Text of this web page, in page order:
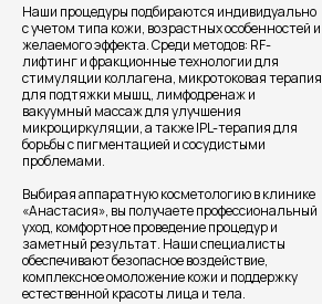
Наши процедуры подбираются индивидуально
с учетом типа кожи, возрастных особенностей и
желаемого эффекта. Среди методов: RF-
лифтинг и фракционные технологии для
стимуляции коллагена, микротоковая терапия
для подтяжки мышц, лимфодренаж и
вакуумный массаж для улучшения
микроциркуляции, а также IPL-терапия для
борьбы с пигментацией и сосудистыми
проблемами.
Выбирая аппаратную косметологию в клинике
«Анастасия», вы получаете профессиональный
уход, комфортное проведение процедур и
заметный результат. Наши специалисты
обеспечивают безопасное воздействие,
комплексное омоложение кожи и поддержку
естественной красоты лица и тела.
Социальные сети
ООО "Клиника пластической хирургии и
косметологии "Анастасия" Лицензия № ЛО41-
01164-52/00368296 от 18 ноября 2020 г. выдана
Министерством Здравоохранения
Нижегородской области
Согласие на обработку персональных данных
Политика обработки персональных данных